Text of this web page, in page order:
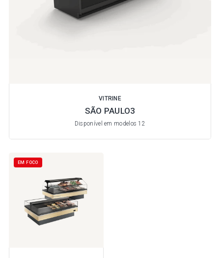
VITRINE
SÃO PAULO3
Disponível em modelos 12
EM FOCO